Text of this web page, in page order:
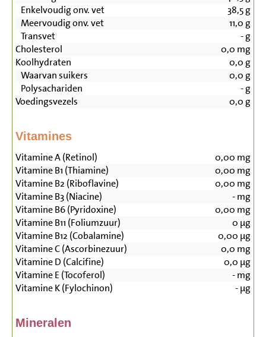
Enkelvoudig onv. vet
38,5g
Meervoudig onv. vet
11,0 g
Transvet
-g
Cholesterol
0,0 mg
Koolhydraten
0,0 g
Waarvan suikers
0,0 g
Polysachariden
-g
Voedingsvezels
0,0 g
Vitamines
Vitamine A (Retinol) 0,00 mg
Vitamine B1 (Thiamine)
0,00 mg
Vitamine B2 (Riboflavine)
0,00 mg
Vitamine B3 (Niacine)
-mg
Vitamine B6 (Pyridoxine)
0,00 mg
Vitamine B11 (Foliumzuur)
0 µg
Vitamine B12 (Cobalamine)
0,00 µg
Vitamine C (Ascorbinezuur)
0,0 mg
Vitamine D (Calcifine)
0,0 µg
Vitamine E (Tocoferol)
-mg
Vitamine K (Fylochinon)
-µg
Mineralen